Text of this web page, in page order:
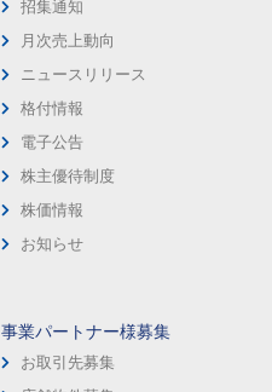
招集通知
月次売上動向
ニュースリリース
格付情報
電子公告
株主優待制度
株価情報
お知らせ
事業パートナー様募集
お取引先募集